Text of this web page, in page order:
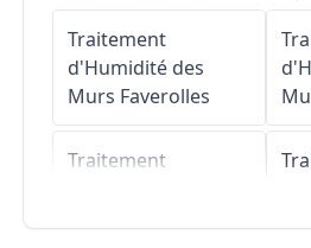
Traitement
d'Humidité des
Murs Faverolles
Traitement